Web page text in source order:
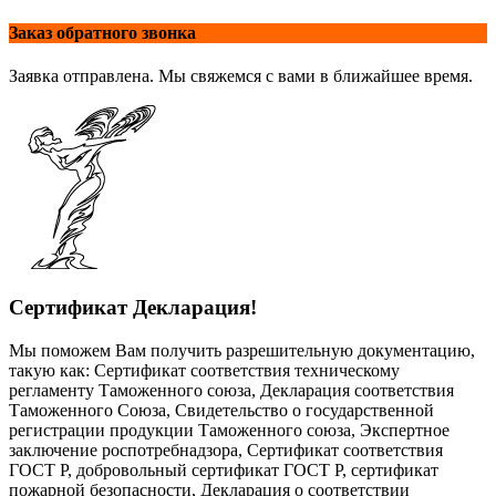
Заказ обратного звонка
Заявка отправлена. Мы свяжемся с вами в ближайшее время.
Сертификат Декларация!
Мы поможем Вам получить разрешительную документацию,
такую как: Сертификат соответствия техническому
регламенту Таможенного союза, Декларация соответствия
Таможенного Союза, Свидетельство о государственной
регистрации продукции Таможенного союза, Экспертное
заключение роспотребнадзора, Сертификат соответствия
ГОСТ Р, добровольный сертификат ГОСТ Р, сертификат
пожарной безопасности, Декларация о соответствии